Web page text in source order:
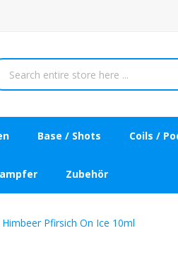
Base / Shots Coils /
Zubehör
Pfirsich On Ice 10ml